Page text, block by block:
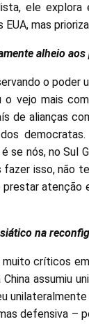
ele
mas
alheio
o poder
o vejo mais
de alianças
nós, no Sul
isso, não
prestar
na
críticos
assumiu
defensiva